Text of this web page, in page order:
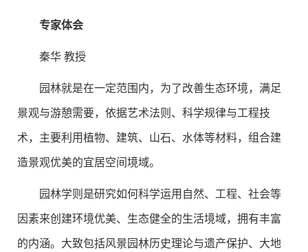
专家体会
秦华 教授
园林就是在一定范围内，为了改善生态环境，满足
景观与游憩需要，依据艺术法则、科学规律与工程技
术，主要利用植物、建筑、山石、水体等材料，组合建
造景观优美的宜居空间境域。
园林学则是研究如何科学运用自然、工程、社会等
因素来创建环境优美、生态健全的生活境域，拥有丰富
的内涵。大致包括风景园林历史理论与遗产保护、大地